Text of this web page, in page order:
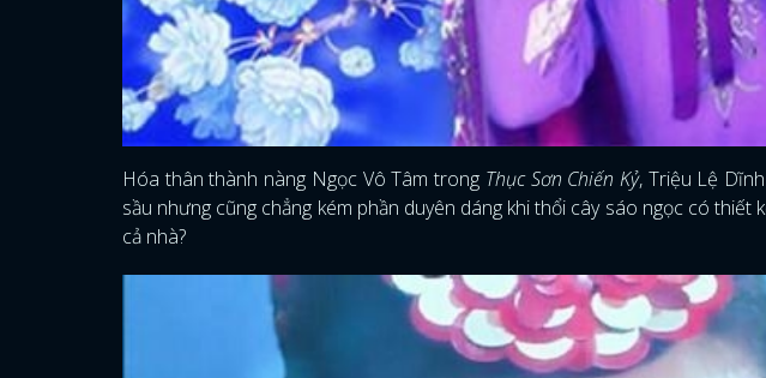
Hóa thân thành nàng Ngọc Vô Tâm trong Thục Sơn Chiến Kỷ, Triệu Lệ
sầu nhưng cũng chẳng kém phần duyên dáng khi thổi cây sáo ngọc có
cả nhà?